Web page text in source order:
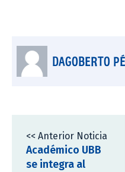
DAGOBERTO
<< Anterior Noticia
Académico UBB
se integra al